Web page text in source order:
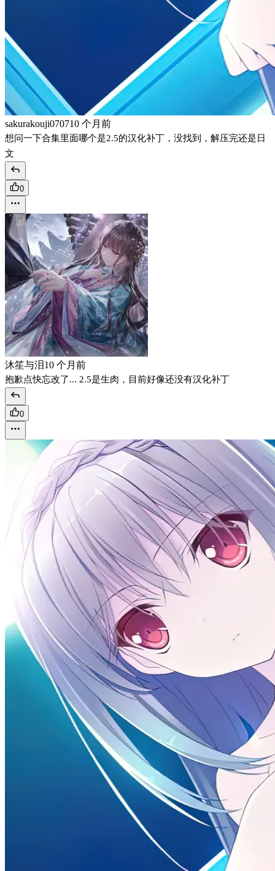
sakurakouji070710 个月前
想问一下合集里面哪个是2.5的汉化补丁，没找到，解压完还是日
文
0
沐笙与泪10 个月前
抱歉点快忘改了... 2.5是生肉，目前好像还没有汉化补丁
0